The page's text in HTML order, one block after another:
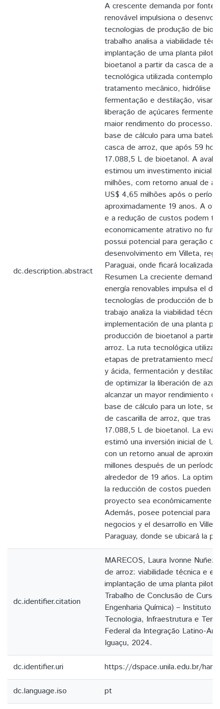
dc.description.abstract
A crescente demanda por
renovável impulsiona o
tecnologias de produção de
trabalho analisa a viabilidade
implantação de uma planta
bioetanol a partir da casca de
tecnológica utilizada
tratamento mecânico, hidrólise
fermentação e destilação,
liberação de açúcares
maior rendimento do processo.
base de cálculo para uma
casca de arroz, que após 59
17.088,5 L de bioetanol. A
estimou um investimento inicial
milhões, com retorno anual de
US$ 4,65 milhões após o
aproximadamente 19 anos. A
e a redução de custos podem
economicamente atrativo no
possui potencial para geração
desenvolvimento em Villeta,
Paraguai, onde ficará localizada
Resumen La creciente
energía renovables impulsa el
tecnologías de producción de
trabajo analiza la viabilidad
implementación de una planta
producción de bioetanol a partir
arroz. La ruta tecnológica
etapas de pretratamiento
y ácida, fermentación y
de optimizar la liberación de
alcanzar un mayor rendimiento
base de cálculo para un lote, se
de cascarilla de arroz, que tras
17.088,5 L de bioetanol. La
estimó una inversión inicial de
con un retorno anual de
millones después de un período
alrededor de 19 años. La
la reducción de costos pueden
proyecto sea económicamente
Además, posee potencial para
negocios y el desarrollo en
Paraguay, donde se ubicará la
dc.identifier.citation
MARECOS, Laura Ivonne
de arroz: viabilidade técnica e
implantação de uma planta
Trabalho de Conclusão de Curso
Engenharia Química) – Instituto
Tecnologia, Infraestrutura e
Federal da Integração Latino-
Iguaçu, 2024.
dc.identifier.uri https://dspace.unila.edu.br/
dc.language.iso pt